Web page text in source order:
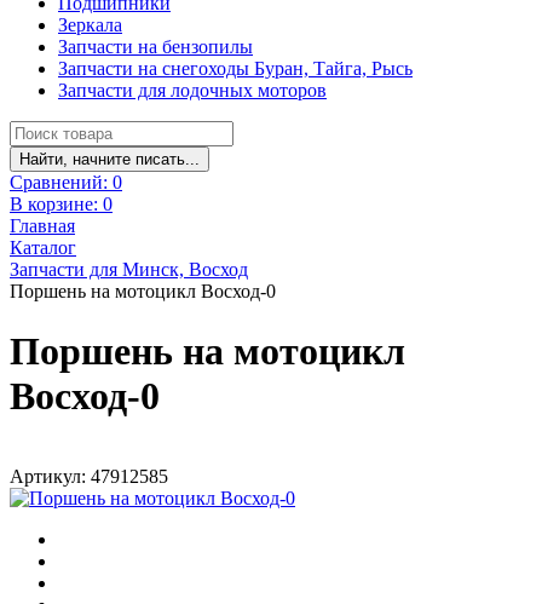
Зеркала
Запчасти на бензопилы
Запчасти на снегоходы Буран, Тайга, Рысь
Запчасти для лодочных моторов
Найти, начните писать...
Сравнений: 0
В корзине: 0
Главная
Каталог
Запчасти для Минск, Восход
Поршень на мотоцикл Восход-0
Поршень на мотоцикл
Восход-0
Артикул: 47912585